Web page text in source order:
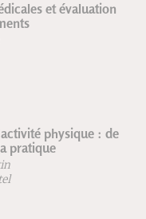
et évaluation
physique : de
pratique